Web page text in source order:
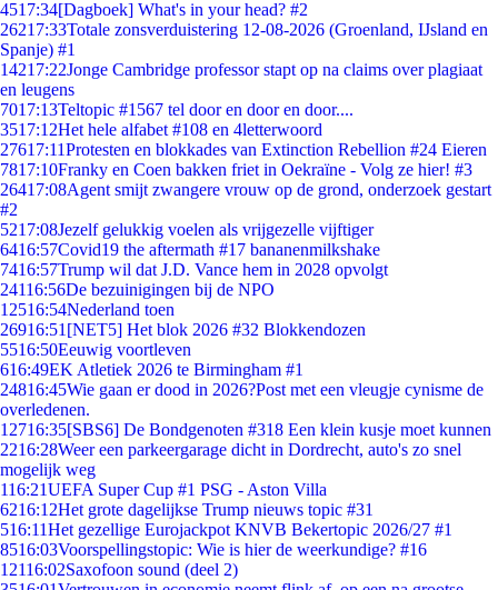
4517:34[Dagboek] What's in your head? #2
26217:33Totale zonsverduistering 12-08-2026 (Groenland, IJsland en
Spanje) #1
14217:22Jonge Cambridge professor stapt op na claims over plagiaat
en leugens
7017:13Teltopic #1567 tel door en door en door....
3517:12Het hele alfabet #108 en 4letterwoord
27617:11Protesten en blokkades van Extinction Rebellion #24 Eieren
7817:10Franky en Coen bakken friet in Oekraïne - Volg ze hier! #3
26417:08Agent smijt zwangere vrouw op de grond, onderzoek gestart
#2
5217:08Jezelf gelukkig voelen als vrijgezelle vijftiger
6416:57Covid19 the aftermath #17 bananenmilkshake
7416:57Trump wil dat J.D. Vance hem in 2028 opvolgt
24116:56De bezuinigingen bij de NPO
12516:54Nederland toen
26916:51 [NET5] Het blok 2026 #32 Blokkendozen
5516:50Eeuwig voortleven
616:49EK Atletiek 2026 te Birmingham #1
24816:45Wie gaan er dood in 2026?Post met een vleugje cynisme de
overledenen.
12716:35[SBS6] De Bondgenoten #318 Een klein kusje moet kunnen
2216:28Weer een parkeergarage dicht in Dordrecht, auto's zo snel
mogelijk weg
116:21UEFA Super Cup #1 PSG - Aston Villa
6216:12Het grote dagelijkse Trump nieuws topic #31
516:11Het gezellige Eurojackpot KNVB Bekertopic 2026/27 #1
8516:03Voorspellingstopic: Wie is hier de weerkundige? #16
12116:02Saxofoon sound (deel 2)